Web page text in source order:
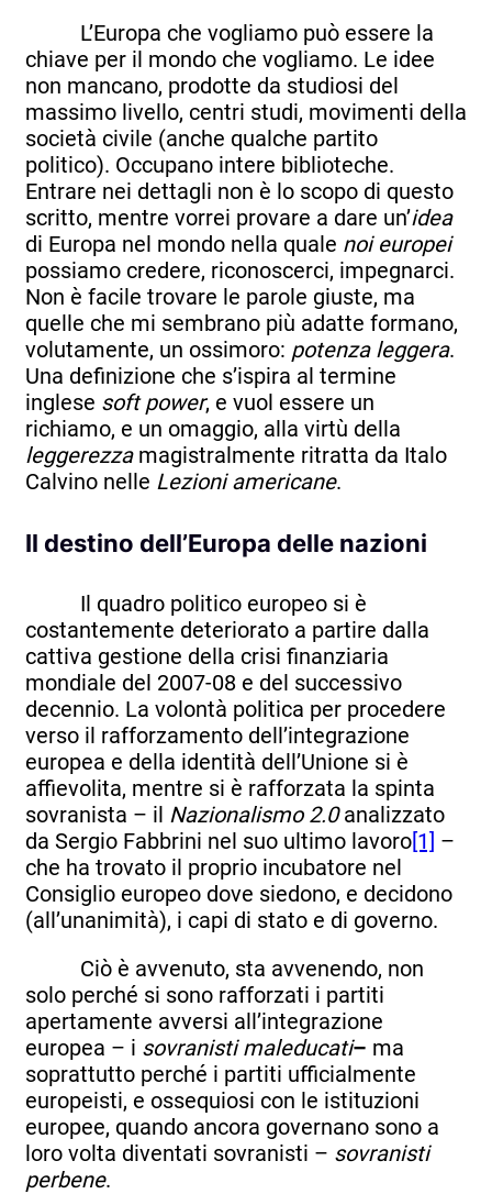
L’Europa che vogliamo può essere la
chiave per il mondo che vogliamo. Le idee
non mancano, prodotte da studiosi del
massimo livello, centri studi, movimenti della
società civile (anche qualche partito
politico). Occupano intere biblioteche.
Entrare nei dettagli non è lo scopo di questo
scritto, mentre vorrei provare a dare un’idea
di Europa nel mondo nella quale noi europei
possiamo credere, riconoscerci, impegnarci.
Non è facile trovare le parole giuste, ma
quelle che mi sembrano più adatte formano,
volutamente, un ossimoro: potenza leggera.
Una definizione che s’ispira al termine
inglese soft power, e vuol essere un
richiamo, e un omaggio, alla virtù della
leggerezzamagistralmente ritratta da Italo
Calvino nelle Lezioni americane.
Il destino dell’Europa delle nazioni
Il quadro politico europeo si è
costantemente deteriorato a partire dalla
cattiva gestione della crisi finanziaria
mondiale del 2007-08 e del successivo
decennio. La volontà politica per procedere
verso il rafforzamento dell’integrazione
europea e della identità dell’Unione si è
affievolita, mentre si è rafforzata la spinta
sovranista – il Nazionalismo 2.0analizzato
da Sergio Fabbrini nel suo ultimo lavoro[1] –
che ha trovato il proprio incubatore nel
Consiglio europeo dove siedono, e decidono
(all’unanimità), i capi di stato e di governo.
Ciò è avvenuto, sta avvenendo, non
solo perché si sono rafforzati i partiti
apertamente avversi all’integrazione
europea – i sovranisti maleducati– ma
soprattutto perché i partiti ufficialmente
europeisti, e ossequiosi con le istituzioni
europee, quando ancora governano sono a
loro volta diventati sovranisti – sovranisti
perbene.